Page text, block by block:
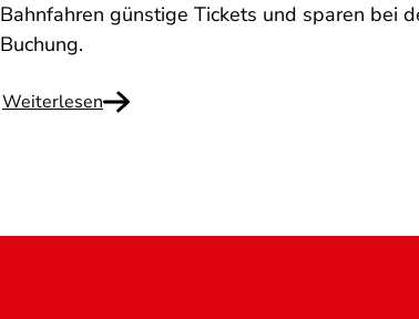
Bahnfahren günstige Tickets und sparen bei
Buchung.
Weiterlesen